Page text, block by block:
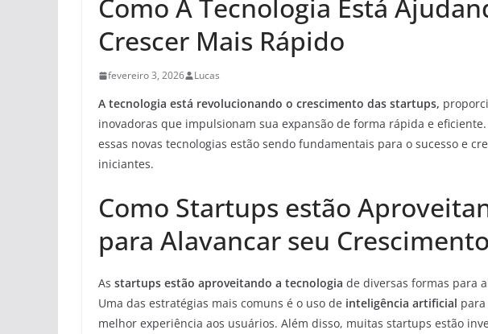
Como A Tecnologia Está
Crescer Mais Rápido
fevereiro 3, 2026 Lucas
A tecnologia está revolucionando o crescimento das startups,
inovadoras que impulsionam sua expansão de forma rápida e
essas novas tecnologias estão sendo fundamentais para o sucesso e
iniciantes.
Como Startups estão
para Alavancar seu
As startups estão aproveitando a tecnologia de diversas formas para
Uma das estratégias mais comuns é o uso de inteligência artificial
melhor experiência aos usuários. Além disso, muitas startups estão